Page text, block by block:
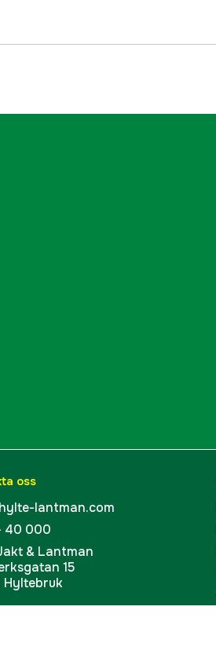
oss
lantman.com
40 000
& Lantman
15
Hyltebruk